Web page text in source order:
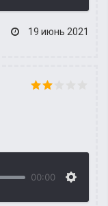
19 июнь 2021
00:00